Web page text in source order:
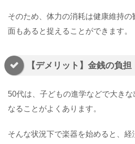
そのため、体力の消耗は健康維持
面もあると捉えることができます。
【デメリット】金銭の負担
50代は、子どもの進学などで大き
なることがよくあります。
そんな状況下で楽器を始めると、